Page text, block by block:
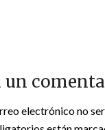
un
electrónico no